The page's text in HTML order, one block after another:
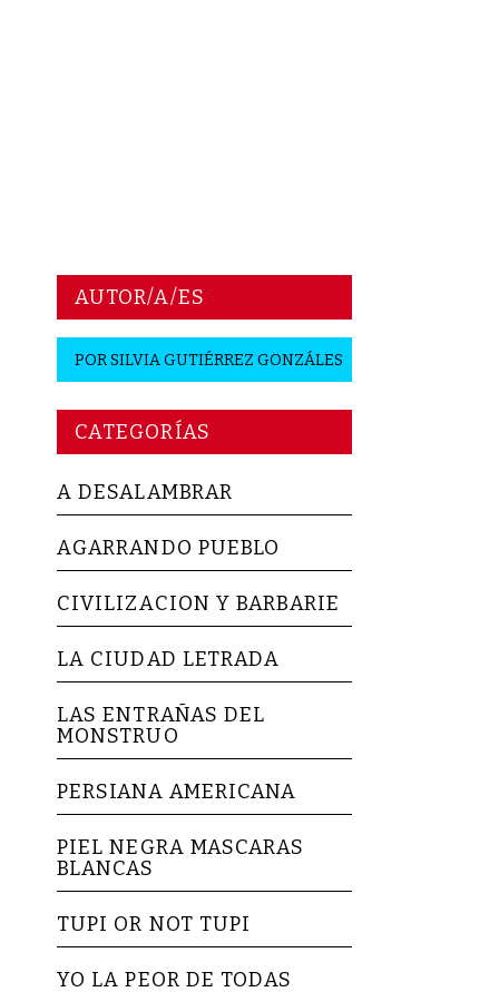
AUTOR/A/ES
PORSILVIA GUTIÉRREZ GONZÁLES
CATEGORÍAS
A DESALAMBRAR
AGARRANDO PUEBLO
CIVILIZACION Y BARBARIE
LA CIUDAD LETRADA
LAS ENTRAÑAS DEL
MONSTRUO
PERSIANA AMERICANA
PIEL NEGRA MASCARAS
BLANCAS
TUPI OR NOT TUPI
YO LA PEOR DE TODAS